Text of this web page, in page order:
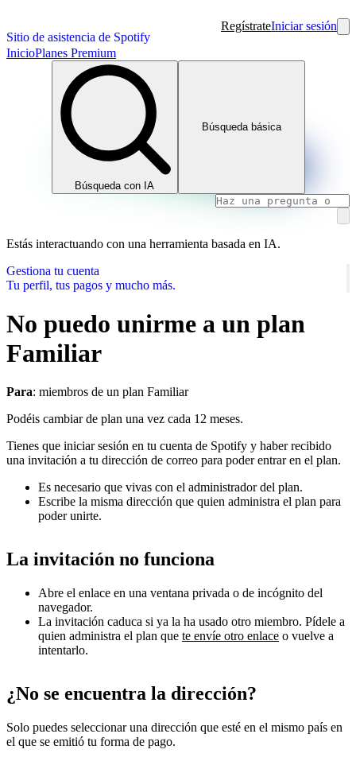
Sitio de asistencia de Spotify
RegístrateIniciar sesión
InicioPlanes Premium
Búsqueda con IA
Búsqueda básica
Estás interactuando con una herramienta basada en IA.
Gestiona tu cuenta
Tu perfil, tus pagos y mucho más.
No puedo unirme a un plan
Familiar
Para: miembros de un plan Familiar
Podéis cambiar de plan una vez cada 12 meses.
Tienes que iniciar sesión en tu cuenta de Spotify y haber recibido
una invitación a tu dirección de correo para poder entrar en el plan.
Es necesario que vivas con el administrador del plan.
Escribe la misma dirección que quien administra el plan para
poder unirte.
La invitación no funciona
Abre el enlace en una ventana privada o de incógnito del
navegador.
La invitación caduca si ya la ha usado otro miembro. Pídele a
quien administra el plan que te envíe otro enlace o vuelve a
intentarlo.
¿No se encuentra la dirección?
Solo puedes seleccionar una dirección que esté en el mismo país en
el que se emitió tu forma de pago.